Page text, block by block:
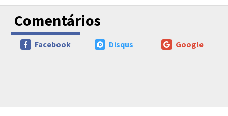
Comentários
Google
Disqus
Facebook